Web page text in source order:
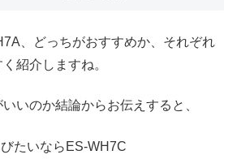
、どっちがおすすめか、それぞれ
紹介しますね。
いのか結論からお伝えすると、
たいならES-WH7C